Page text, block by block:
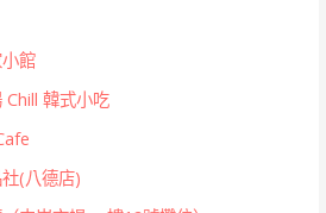
館
Chill 韓式小吃
社(八德店)